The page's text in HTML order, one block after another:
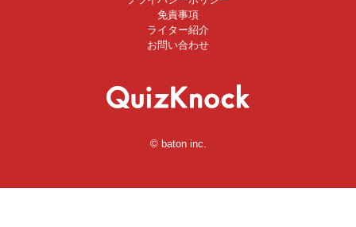
免責事項
ライター紹介
お問い合わせ
© baton inc.